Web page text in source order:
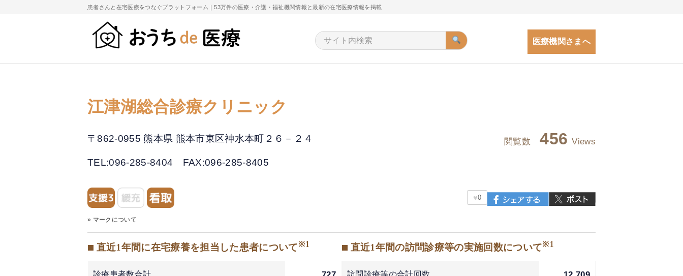
患者さんと在宅医療をつなぐプラットフォーム｜53万件の医療・介護・福祉機関情報と最新の在宅医療情報を掲載
医療機関さまへ
江津湖総合診療クリニック
〒862-0955 熊本県 熊本市東区神水本町２６－２４
TEL:096-285-8404 FAX:096-285-8405
閲覧数 456 Views
♥0
» マークについて
■ 直近1年間に在宅療養を担当した患者について※1 ■ 直近1年間の訪問診療等の実施回数について※1